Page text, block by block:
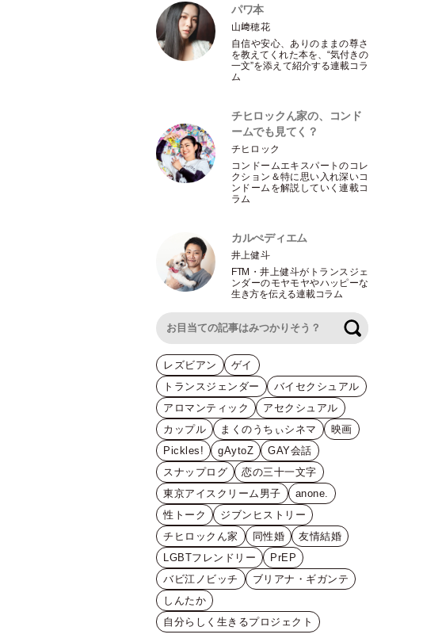
パワ本
山﨑穂花
自信や安心、ありのままの尊さ
を教えてくれた本を、“気付きの
一文”を添えて紹介する連載コラ
ム
チヒロックん家の、コンド
ームでも見てく？
チヒロック
コンドームエキスパートのコレ
クション＆特に思い入れ深いコ
ンドームを解説していく連載コ
ラム
カルぺディエム
井上健斗
FTM ・井上健斗がトランスジェ
ンダーのモヤモヤやハッピーな
生き方を伝える連載コラム
レズビアン
ゲイ
トランスジェンダー
バイセクシュアル
アロマンティック
アセクシュアル
カップル
まくのうちぃシネマ
映画
Pickles!
gAytoZ
GAY会話
スナップログ
恋の三十一文字
東京アイスクリーム男子
anone.
性トーク
ジブンヒストリー
チヒロックん家
同性婚
友情結婚
LGBTフレンドリー
PrEP
バビ江ノビッチ
ブリアナ・ギガンテ
しんたか
自分らしく生きるプロジェクト